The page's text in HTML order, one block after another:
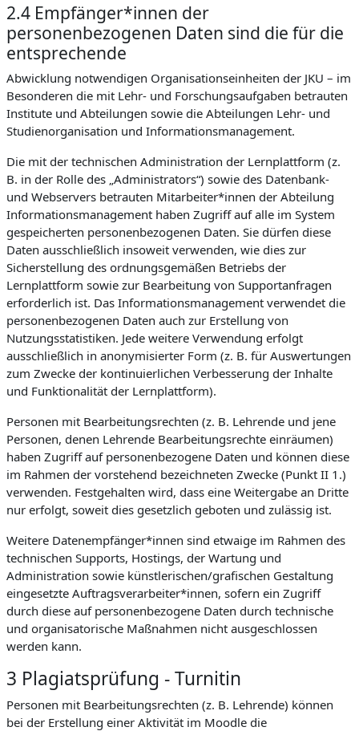
2.4 Empfänger*innen der
personenbezogenen Daten sind die für die
entsprechende
Abwicklung notwendigen Organisationseinheiten der JKU – im
Besonderen die mit Lehr- und Forschungsaufgaben betrauten
Institute und Abteilungen sowie die Abteilungen Lehr- und
Studienorganisation und Informationsmanagement.
Die mit der technischen Administration der Lernplattform (z.
B. in der Rolle des „Administrators“) sowie des Datenbank-
und Webservers betrauten Mitarbeiter*innen der Abteilung
Informationsmanagement haben Zugriff auf alle im System
gespeicherten personenbezogenen Daten. Sie dürfen diese
Daten ausschließlich insoweit verwenden, wie dies zur
Sicherstellung des ordnungsgemäßen Betriebs der
Lernplattform sowie zur Bearbeitung von Supportanfragen
erforderlich ist. Das Informationsmanagement verwendet die
personenbezogenen Daten auch zur Erstellung von
Nutzungsstatistiken. Jede weitere Verwendung erfolgt
ausschließlich in anonymisierter Form (z. B. für Auswertungen
zum Zwecke der kontinuierlichen Verbesserung der Inhalte
und Funktionalität der Lernplattform).
Personen mit Bearbeitungsrechten (z. B. Lehrende und jene
Personen, denen Lehrende Bearbeitungsrechte einräumen)
haben Zugriff auf personenbezogene Daten und können diese
im Rahmen der vorstehend bezeichneten Zwecke (Punkt II 1.)
verwenden. Festgehalten wird, dass eine Weitergabe an Dritte
nur erfolgt, soweit dies gesetzlich geboten und zulässig ist.
Weitere Datenempfänger*innen sind etwaige im Rahmen des
technischen Supports, Hostings, der Wartung und
Administration sowie künstlerischen/grafischen Gestaltung
eingesetzte Auftragsverarbeiter*innen, sofern ein Zugriff
durch diese auf personenbezogene Daten durch technische
und organisatorische Maßnahmen nicht ausgeschlossen
werden kann.
3 Plagiatsprüfung - Turnitin
Personen mit Bearbeitungsrechten (z. B. Lehrende) können
bei der Erstellung einer Aktivität im Moodle die